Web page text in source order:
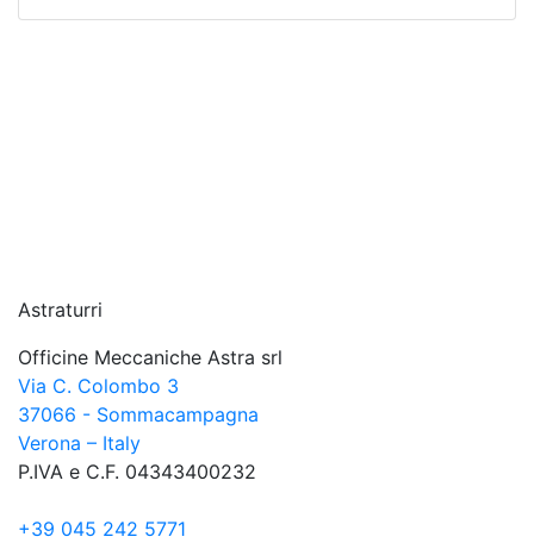
Astraturri
Officine Meccaniche Astra srl
Via C. Colombo 3
37066 - Sommacampagna
Verona – Italy
P.IVA e C.F. 04343400232
+39 045 242 5771